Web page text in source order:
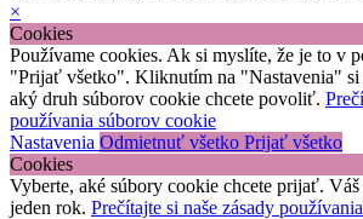
×
Cookies
Používame cookies. Ak si myslíte, že je to v
"Prijať všetko". Kliknutím na "Nastavenia" si
aký druh súborov cookie chcete povoliť.
používania súborov cookie
Nastavenia Odmietnuť všetko Prijať všetko
Cookies
Vyberte, aké súbory cookie chcete prijať.
jeden rok. Prečítajte si naše zásady